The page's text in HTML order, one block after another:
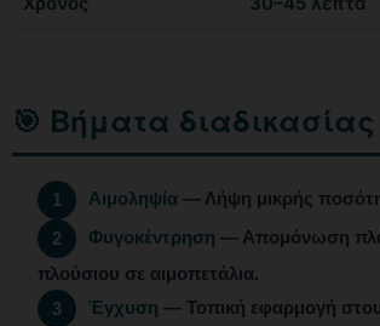
🎯 Βήματα διαδικασίας
1 Αιμοληψία — Λήψη μικρής
2
Φυγοκέντρηση — Απομόνωση
πλούσιου σε αιμοπετάλια.
3
Έγχυση — Τοπική εφαρμογή